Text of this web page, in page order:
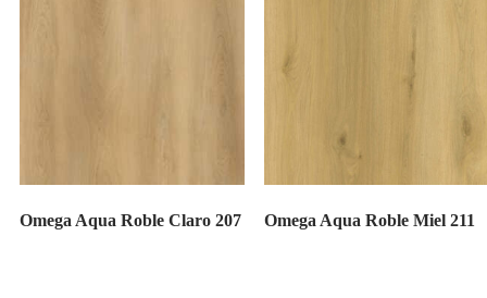
Omega Aqua Roble Claro 207 Omega Aqua Roble Miel 211